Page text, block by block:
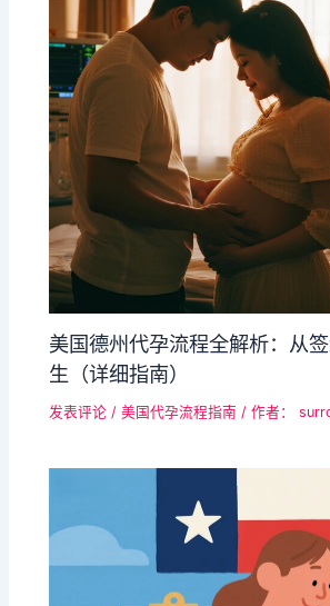
美国​德州代孕流程全解析：从
生（详细指南）​​
发表评论 /美国代孕流程指南 / 作者：